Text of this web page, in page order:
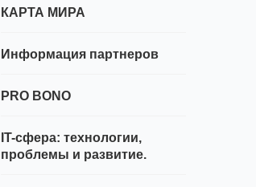
КАРТА МИРА
Информация партнеров
PRO BONO
IT-сфера: технологии,
проблемы и развитие.